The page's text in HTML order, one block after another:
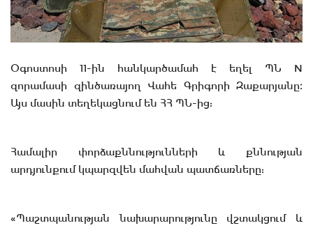
Օգոստոսի 11-ին հանկարծամահ է եղել ՊՆ N
զորամասի զինծառայող Վահե Գրիգորի Զաքարյանը։
Այս մասին տեղեկացնում են ՀՀ ՊՆ-ից:
Համալիր փորձաքննությունների և քննության
արդյունքում կպարզվեն մահվան պատճառները:
«Պաշտպանության նախարարությունը վշտակցում և